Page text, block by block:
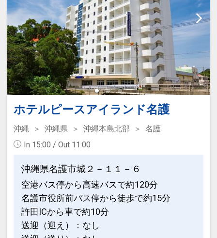
ホテルピースアイランド名護
沖縄 沖縄県 沖縄本島北部
名護
In 15:00 / Out 11:00
沖縄県名護市城２－１１－６
空港バス停から高速バスで約120分
名護市役所前バス停から徒歩で約15分
許田ICから車で約10分
送迎（迎え）：なし